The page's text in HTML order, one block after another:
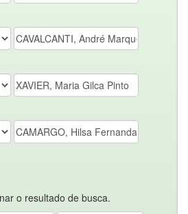
o resultado de busca.